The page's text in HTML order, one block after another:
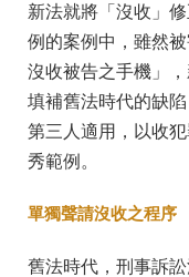
新法就將「沒收」
例的案例中，雖然
沒收被告之手機」
填補舊法時代的缺
第三人適用，以收
秀範例。
單獨聲請沒收之程序
舊法時代，刑事訴